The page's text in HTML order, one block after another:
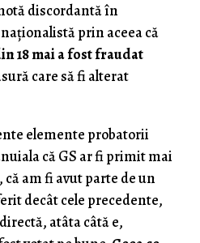
discordantă în
prin aceea că
18 mai a fost fraudat
care să fi alterat
elemente probatorii
că GS ar fi primit mai
am fi avut parte de un
decât cele precedente,
atâta câtă e,